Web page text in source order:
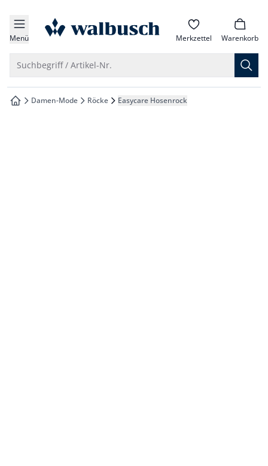
springen
springen
springen
springen
Menü zur Startseite Merkzettel Warenkorb
Suchbegriff / Artikel-Nr.
zur Startseite
Damen-Mode Röcke Easycare Hosenrock